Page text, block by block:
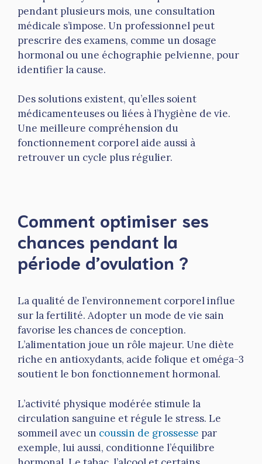
pendant plusieurs mois, une consultation
médicale s’impose. Un professionnel peut
prescrire des examens, comme un dosage
hormonal ou une échographie pelvienne, pour
identifier la cause.
Des solutions existent, qu’elles soient
médicamenteuses ou liées à l’hygiène de vie.
Une meilleure compréhension du
fonctionnement corporel aide aussi à
retrouver un cycle plus régulier.
Comment optimiser ses
chances pendant la
période d’ovulation ?
La qualité de l’environnement corporel influe
sur la fertilité. Adopter un mode de vie sain
favorise les chances de conception.
L’alimentation joue un rôle majeur. Une diète
riche en antioxydants, acide folique et oméga-3
soutient le bon fonctionnement hormonal.
L’activité physique modérée stimule la
circulation sanguine et régule le stress. Le
sommeil avec un coussin de grossesse par
exemple, lui aussi, conditionne l’équilibre